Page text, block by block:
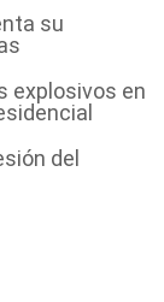
su
explosivos en
del